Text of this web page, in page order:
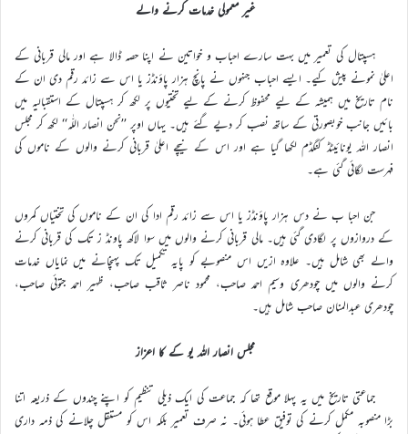
غیر معمولی خدمات کرنے والے
ہسپتال کی تعمیر میں بہت سارے احباب و خواتین نے اپنا حصہ ڈالا ہے اور مالی قربانی کے
اعلیٰ نمونے پیش کیے۔ ایسے احباب جنہوں نے پانچ ہزار پاؤنڈز یا اس سے زائد رقم دی ان کے
نام تاریخ میں ہمیشہ کے لیے محفوظ کرنے کے لیے تختیوں پر لکھ کر ہسپتال کے استقبالیہ میں
بائیں جانب خوبصورتی کے ساتھ نصب کر دیے گئے ہیں۔ یہاں اوپر ’’نحن انصار اللّٰہ‘‘ لکھ کر مجلس
انصار اللہ یونائیٹڈ کنگڈم لکھا گیا ہے اور اس کے نیچے اعلیٰ قربانی کرنے والوں کے ناموں کی
فہرست لگائی گئی ہے۔
جن احبا ب نے دس ہزار پاؤنڈز یا اس سے زائد رقم ادا کی ان کے ناموں کی تختیاں کمروں
کے دروازوں پر لگادی گئی ہیں۔ مالی قربانی کرنے والوں میں سوا لاکھ پاونڈ ز تک کی قربانی کرنے
والے بھی شامل ہیں۔ علاوہ ازیں اس منصوبے کو پایہ تکمیل تک پہنچانے میں نمایاں خدمات
کرنے والوں میں چودھری وسیم احمد صاحب، محمود ناصر ثاقب صاحب، ظہیر احمد جتوئی صاحب،
چودھری عبدالمنان صاحب شامل ہیں۔
مجلس انصار اللہ یو کے کا اعزاز
جماعتی تاریخ میں یہ پہلا موقع تھا کہ جماعت کی ایک ذیلی تنظیم کو اپنے چندوں کے ذریعہ اتنا
بڑا منصوبہ مکمل کرنے کی توفیق عطا ہوئی۔ نہ صرف تعمیر بلکہ اس کو مستقل چلانے کی ذمہ داری